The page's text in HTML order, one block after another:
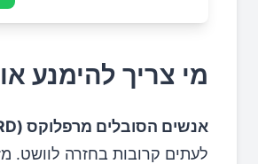
מי צריך להימנע
אנשים הסובלים מרפלוקס (GERD):
לעתים קרובות בחזרה לוושט.